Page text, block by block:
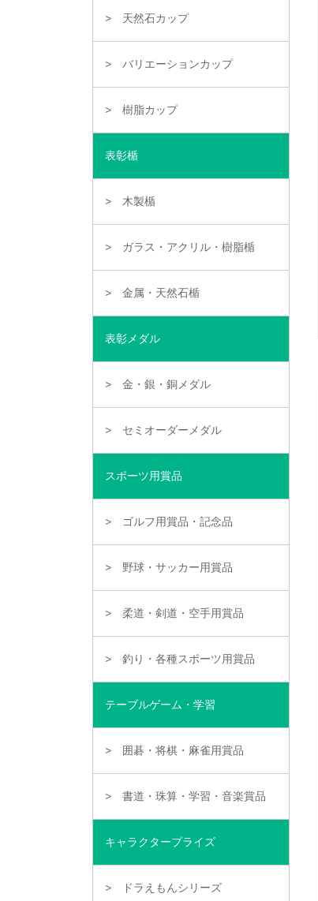
天然石カップ
バリエーションカップ
樹脂カップ
表彰楯
木製楯
ガラス・アクリル・樹脂楯
金属・天然石楯
表彰メダル
金・銀・銅メダル
セミオーダーメダル
スポーツ用賞品
ゴルフ用賞品・記念品
野球・サッカー用賞品
柔道・剣道・空手用賞品
釣り・各種スポーツ用賞品
テーブルゲーム・学習
囲碁・将棋・麻雀用賞品
書道・珠算・学習・音楽賞品
キャラクタープライズ
ドラえもんシリーズ